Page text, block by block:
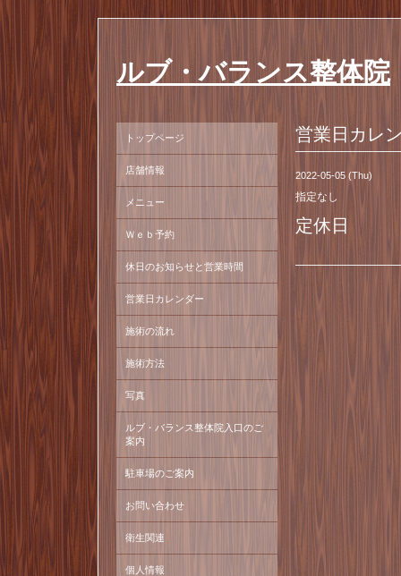
ルブ・バランス整体院
営業日カレ
2022-05-05 (Thu)
指定なし
定休日
トップページ
店舗情報
メニュー
Ｗｅｂ予約
休日のお知らせと営業時間
営業日カレンダー
施術の流れ
施術方法
写真
ルブ・バランス整体院入口のご
案内
駐車場のご案内
お問い合わせ
衛生関連
個人情報